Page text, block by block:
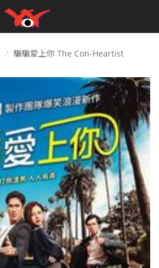
騙騙愛上你 The Con-Heartist